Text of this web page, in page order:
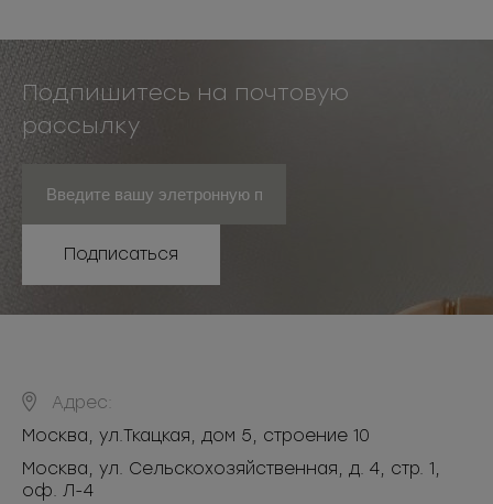
Подпишитесь на почтовую
рассылку
Подписаться
Адрес:
Москва, ул.Ткацкая, дом 5, строение 10
Москва, ул. Сельскохозяйственная, д. 4, стр. 1,
оф. Л-4